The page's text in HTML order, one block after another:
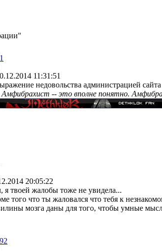
11:31:51
недовольства администрацией
-- это вполне понятно.
20:05:22
я твоей жалобы тоже не увидела...
того что ты жаловался что тебя к
мозга даны для того, чтобы умные